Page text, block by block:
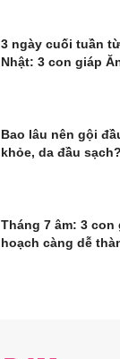
3 ngày cuối tuần
Nhật: 3 con giáp
Bao lâu nên gội
khỏe, da đầu sạch?
Tháng 7 âm: 3
hoạch càng dễ